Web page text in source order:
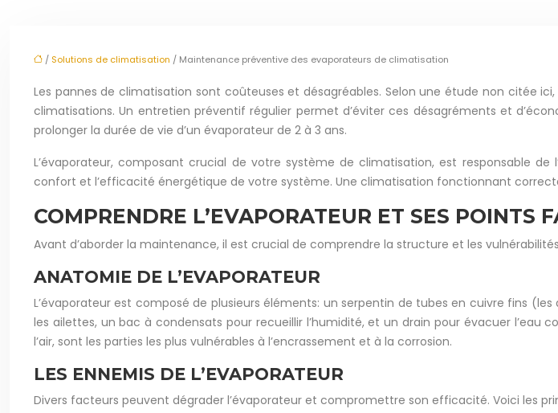
/ Solutions de climatisation / Maintenance préventive des evaporateurs de climatisation
Les pannes de climatisation sont coûteuses et désagréables. Selon une étude non citée
climatisations. Un entretien préventif régulier permet d’éviter ces désagréments et
prolonger la durée de vie d’un évaporateur de 2 à 3 ans.
L’évaporateur, composant crucial de votre système de climatisation, est responsable
confort et l’efficacité énergétique de votre système. Une climatisation fonctionnant
COMPRENDRE L’EVAPORATEUR ET SES POINTS
Avant d’aborder la maintenance, il est crucial de comprendre la structure et les
ANATOMIE DE L’EVAPORATEUR
L’évaporateur est composé de plusieurs éléments: un serpentin de tubes en cuivre fins
les ailettes, un bac à condensats pour recueillir l’humidité, et un drain pour évacuer
l’air, sont les parties les plus vulnérables à l’encrassement et à la corrosion.
LES ENNEMIS DE L’EVAPORATEUR
Divers facteurs peuvent dégrader l’évaporateur et compromettre son efficacité. Voici les